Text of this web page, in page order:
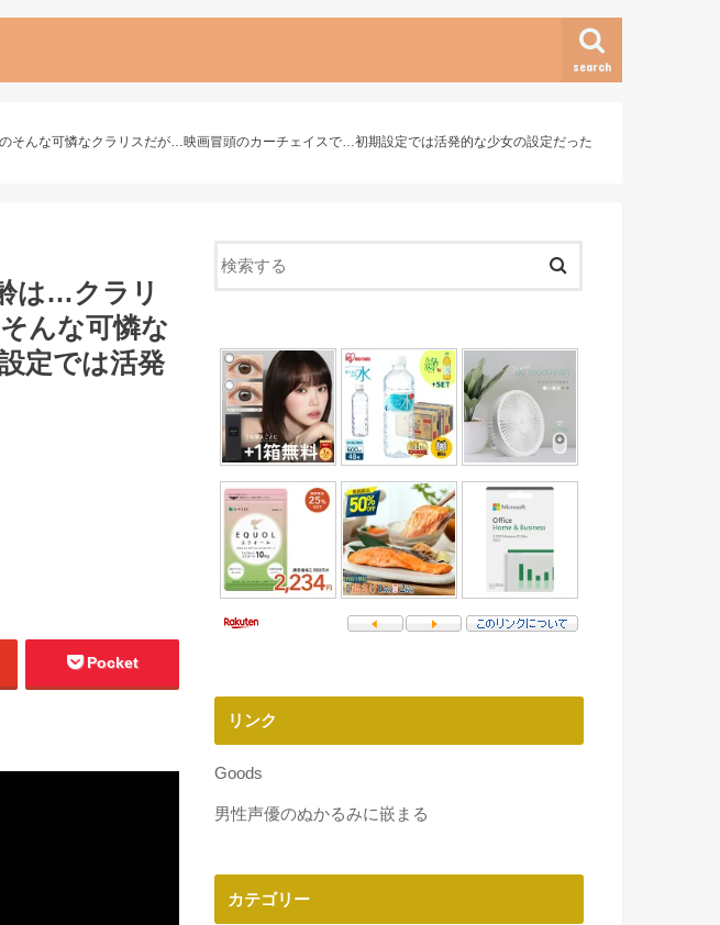
search
んな可憐なクラリスだが…映画冒頭のカーチェイスで…初期設定では活発的な少女の設定だった
は…クラリ
んな可憐な
定では活発
Pocket
リンク
Goods
男性声優のぬかるみに嵌まる
カテゴリー